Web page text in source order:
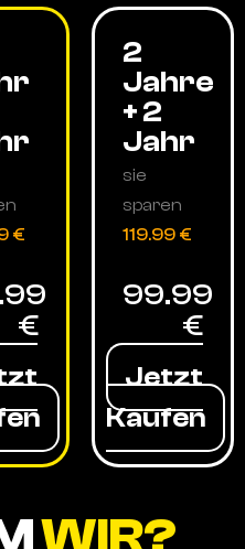
€
€
2
Jahre
+ 2
Jahr
sie
sparen
119.99 €
99.99
€
Jetzt
Kaufen
WIR?